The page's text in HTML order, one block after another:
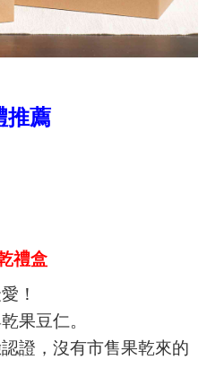
推薦
禮盒
！
果豆仁。
證，沒有市售果乾來的